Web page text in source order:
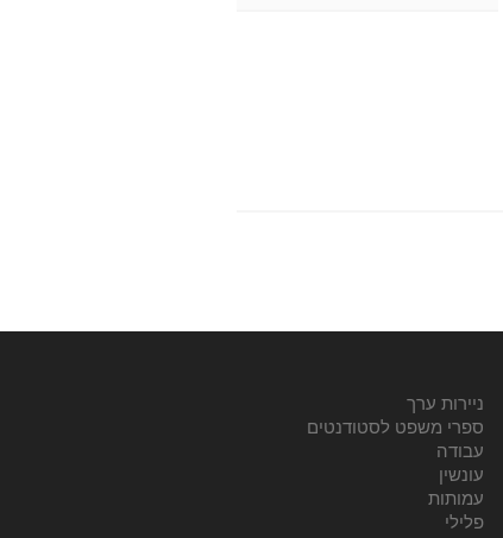
ניירות ערך
ספרי משפט לסטודנטים
עבודה
עונשין
עמותות
פלילי